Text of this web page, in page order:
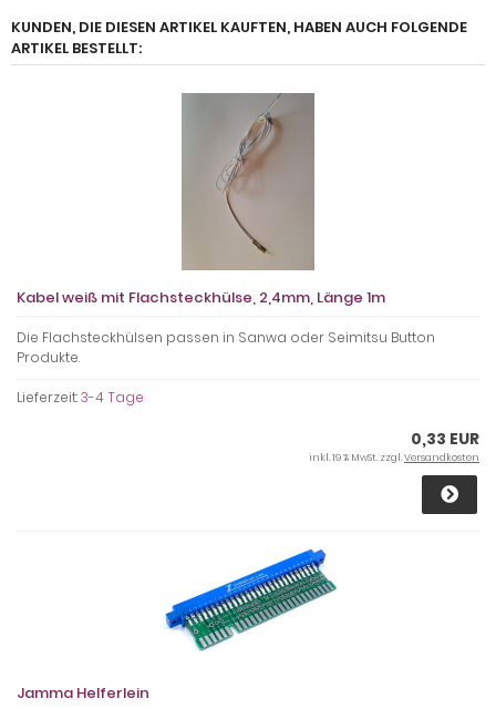
KUNDEN, DIE DIESEN ARTIKEL KAUFTEN, HABEN AUCH FOLGENDE
ARTIKEL BESTELLT:
Kabel weiß mit Flachsteckhülse, 2,4mm, Länge 1m
Die Flachsteckhülsen passen in Sanwa oder Seimitsu Button
Produkte.
Lieferzeit:3-4 Tage
0,33 EUR
inkl. 19 % MwSt. zzgl.Versandkosten
Jamma Helferlein